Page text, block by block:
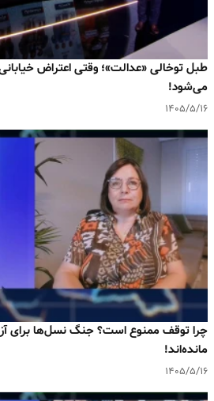
طبل توخالی «عدالت»؛ وقتی اعتراض
می‌شود!
۱۴۰۵/۵/۱۶
چرا توقف ممنوع است؟ جنگ نسل‌ها برای
مانده‌اند!
۱۴۰۵/۵/۱۶